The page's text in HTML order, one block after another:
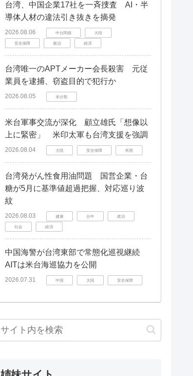
台湾、中国企業17社を一斉捜査 AI・半
導体人材の違法引き抜きを摘発
2026.08.06 中台関係 大陸
安全保障 政治 経済
台湾唯一のAPTメーカー会長殺害 元従
業員を逮捕、窃盗目的で犯行か
2026.08.05 未分類
米台軍事交流が深化 顧立雄氏「想像以
上に緊密」 米印太軍も台湾支援を強調
2026.08.04 大陸 安全保障 米国
台湾発がん性食用油問題 国営企業・台
糖が5月に基準値超過把握、対応巡り波
紋
2026.08.03 健康 台中 政治
社会 経済
中国海警が台湾東部で常態化巡視継続
AITは米台海巡協力を公開
2026.07.31 中国 大陸 安全保障